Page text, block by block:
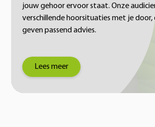
jouw gehoor ervoor staat. Onze
verschillende hoorsituaties met je
geven passend advies.
Lees meer